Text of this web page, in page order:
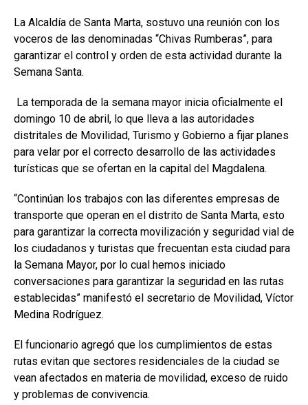
La Alcaldía de Santa Marta, sostuvo una reunión con los
voceros de las denominadas “Chivas Rumberas”, para
garantizar el control y orden de esta actividad durante la
Semana Santa.
La temporada de la semana mayor inicia oficialmente el
domingo 10 de abril, lo que lleva a las autoridades
distritales de Movilidad, Turismo y Gobierno a fijar planes
para velar por el correcto desarrollo de las actividades
turísticas que se ofertan en la capital del Magdalena.
“Continúan los trabajos con las diferentes empresas de
transporte que operan en el distrito de Santa Marta, esto
para garantizar la correcta movilización y seguridad vial de
los ciudadanos y turistas que frecuentan esta ciudad para
la Semana Mayor, por lo cual hemos iniciado
conversaciones para garantizar la seguridad en las rutas
establecidas” manifestó el secretario de Movilidad, Víctor
Medina Rodríguez.
El funcionario agregó que los cumplimientos de estas
rutas evitan que sectores residenciales de la ciudad se
vean afectados en materia de movilidad, exceso de ruido
y problemas de convivencia.